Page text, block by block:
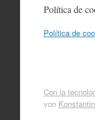
Política de
Política de
Con la
von